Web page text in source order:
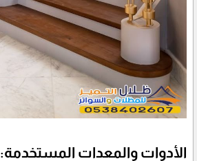
الأدوات والمعدات المستخدمة: